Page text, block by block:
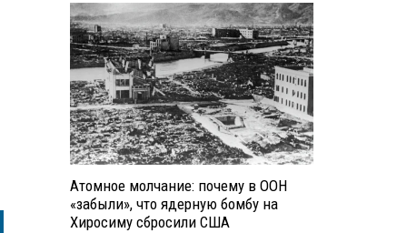
Атомное молчание: почему в ООН
«забыли», что ядерную бомбу на
Хиросиму сбросили США